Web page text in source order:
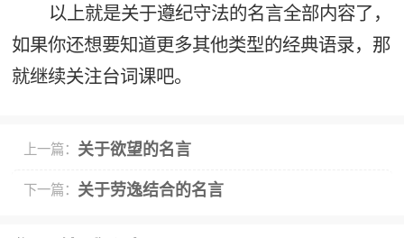
以上就是关于遵纪守法的名言全部内容了，
如果你还想要知道更多其他类型的经典语录，那
就继续关注台词课吧。
上一篇： 关于欲望的名言
下一篇： 关于劳逸结合的名言